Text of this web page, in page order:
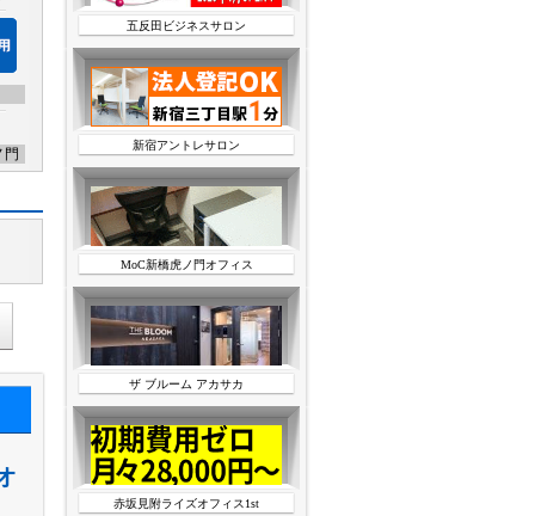
門
五反田ビジネスサロン
新宿アントレサロン
MoC新橋虎ノ門オフィス
ザ ブルーム アカサカ
赤坂見附ライズオフィス1st